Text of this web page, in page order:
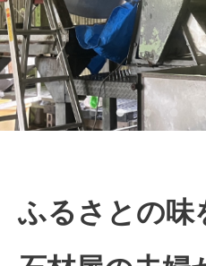
ふるさとの味